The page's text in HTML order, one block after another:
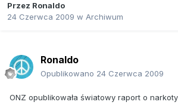
Przez Ronaldo
24 Czerwca 2009 w Archiwum
Ronaldo
Opublikowano 24 Czerwca 2009
ONZ opublikowała światowy raport o